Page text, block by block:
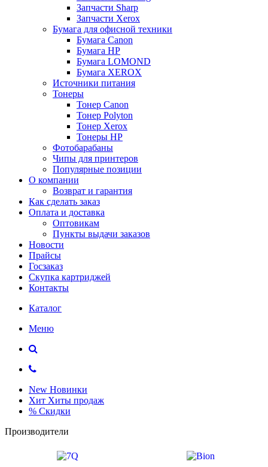
Запчасти Sharp
Запчасти Xerox
Бумага для офисной техники
Бумага Canon
Бумага HP
Бумага LOMOND
Бумага XEROX
Источники питания
Тонеры
Тонер Canon
Тонер Polyton
Тонер Xerox
Тонеры HP
Фотобарабаны
Чипы для принтеров
Популярные позиции
О компании
Возврат и гарантия
Как сделать заказ
Оплата и доставка
Оптовикам
Пункты выдачи заказов
Новости
Прайсы
Госзаказ
Скупка картриджей
Контакты
Каталог
Меню
New Новинки
Хит Хиты продаж
% Скидки
Производители